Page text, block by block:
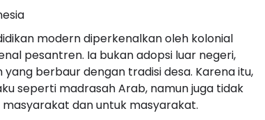
modern diperkenalkan oleh kolonial
pesantren. Ia bukan adopsi luar negeri,
berbaur dengan tradisi desa. Karena itu,
seperti madrasah Arab, namun juga tidak
dan untuk masyarakat.